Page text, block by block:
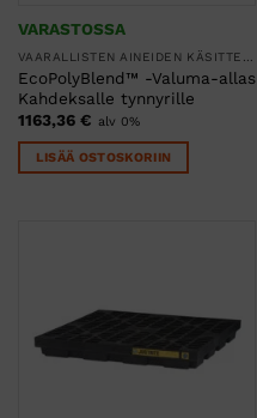
VARASTOSSA
EcoPolyBlend™ -Valuma-allas
Kahdeksalle tynnyrille
1163,36 € alv 0%
LISÄÄ OSTOSKORIIN